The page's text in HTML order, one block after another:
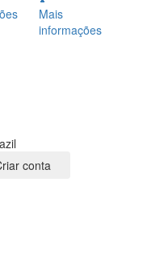
Mais
informações
conta